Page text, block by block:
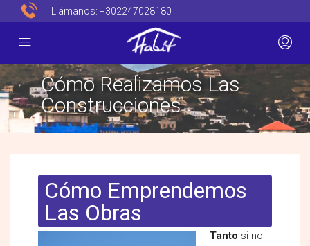
Llámanos: +302247028180
Cómo Realizamos Las
Construcciones
Cómo Emprendemos
Las Obras
Tanto si no